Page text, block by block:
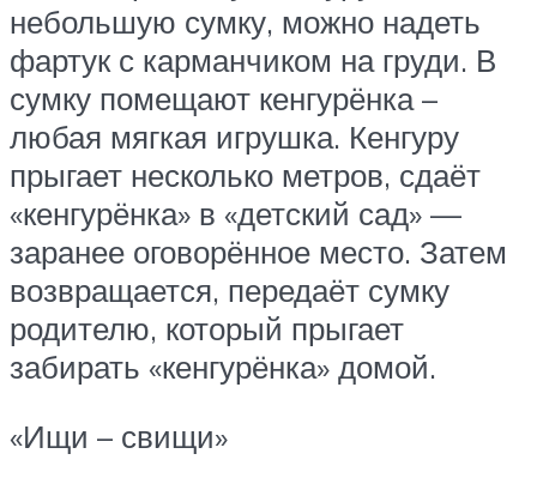
небольшую сумку, можно надеть
фартук с карманчиком на груди. В
сумку помещают кенгурёнка –
любая мягкая игрушка. Кенгуру
прыгает несколько метров, сдаёт
«кенгурёнка» в «детский сад» —
заранее оговорённое место. Затем
возвращается, передаёт сумку
родителю, который прыгает
забирать «кенгурёнка» домой.
«Ищи – свищи»